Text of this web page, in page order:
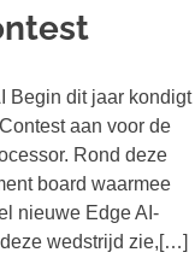
Begin dit jaar kondigt
aan voor de
Rond deze
board waarmee
nieuwe Edge AI-
wedstrijd zie,[…]